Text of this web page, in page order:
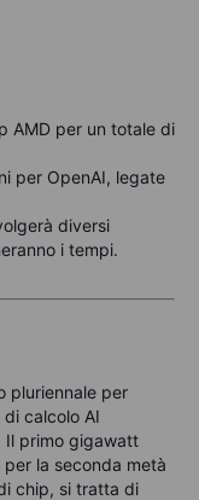
AMD per un totale di
per OpenAI, legate
diversi
i tempi.
pluriennale per
calcolo AI
Il primo gigawatt
la seconda metà
chip, si tratta di